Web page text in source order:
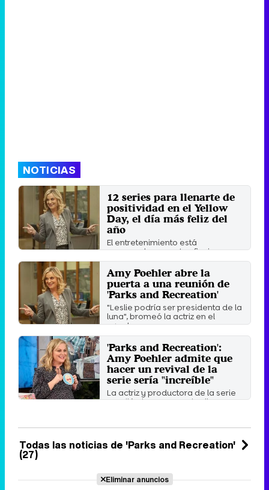
NOTICIAS
12 series para llenarte de
positividad en el Yellow
Day, el día más feliz del
año
El entretenimiento está
asegurado con estas ficciones en
las que no falta la diversión ...
Domingo 20 Junio 2021 10:30
Amy Poehler abre la
puerta a una reunión de
'Parks and Recreation'
"Leslie podría ser presidenta de la
luna", bromeó la actriz en el
evento.
Miércoles 12 Diciembre 2018 04:15
'Parks and Recreation':
Amy Poehler admite que
hacer un revival de la
serie sería "increíble"
La actriz y productora de la serie
acudió al programa de Ellen
Todas las noticias de 'Parks and Recreation'
(27)
Eliminar anuncios